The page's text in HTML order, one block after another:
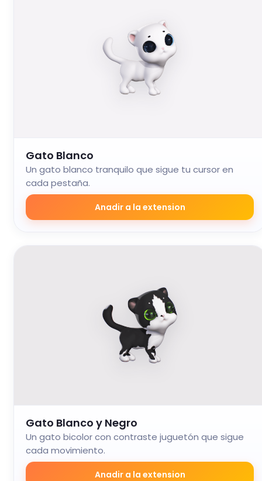
Gato Blanco
Un gato blanco tranquilo que sigue tu cursor en
cada pestaña.
Anadir a la extension
Gato Blanco y Negro
Un gato bicolor con contraste juguetón que sigue
cada movimiento.
Anadir a la extension